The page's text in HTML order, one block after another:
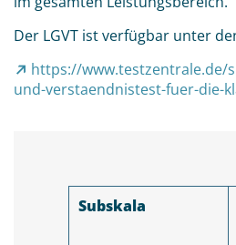
Der LGVT ist verfügbar unter
https://www.testzentrale.de/
und-verstaendnistest-fuer-die-
Subskala